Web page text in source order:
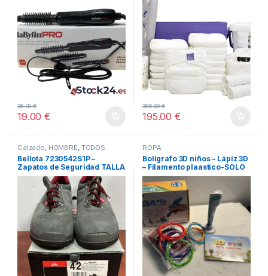
19.00€
36.00€
195.00€
395.00€
Calzado, HOMBRE, TODOS
Bellota 7230542S1P –
Zapatos de Seguridad TALLA
42
ROPA
Boligrafo 3D niños – Lápiz 3D
– Filamento plaastico-SOLO
USADO UNA VEZ